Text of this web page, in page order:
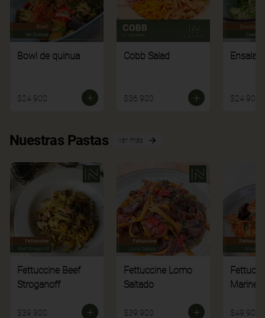
Bowl de quinua
$24.900
Cobb Salad
$36.900 $24.900
Nuestras Pastas Ver más
Fettuccine Beef
Stroganoff
$39.900
Fettuccine Lomo
Saltado
$39.900
Marinera
$49.900